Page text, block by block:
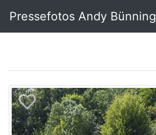
Pressefotos Andy Bünning